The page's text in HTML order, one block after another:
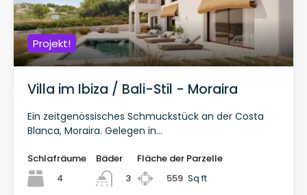
Projekt!
Villa im Ibiza / Bali-Stil - Moraira
Ein zeitgenössisches Schmuckstück an der Costa
Blanca, Moraira. Gelegen in...
Schlafräume
4
Bäder
3
Fläche der Parzelle
559 Sq ft